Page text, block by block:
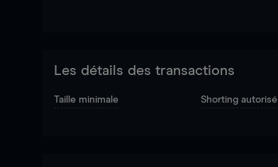
Les détails des transactions
Taille minimale Shorting autorisé